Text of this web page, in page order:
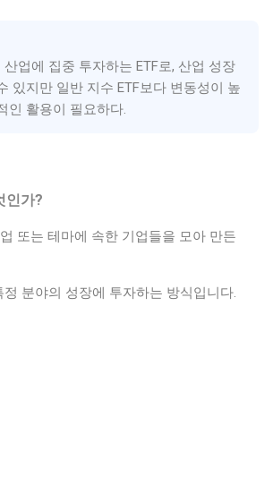
산업에 집중 투자하는 ETF로, 산업 성장
있지만 일반 지수 ETF보다 변동성이 높
인 활용이 필요하다.
인가?
또는 테마에 속한 기업들을 모아 만든
분야의 성장에 투자하는 방식입니다.